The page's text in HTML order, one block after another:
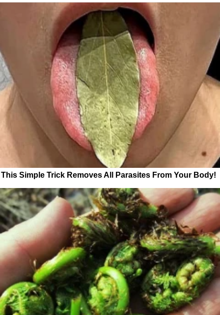
This Simple Trick Removes All Parasites From Your Body!